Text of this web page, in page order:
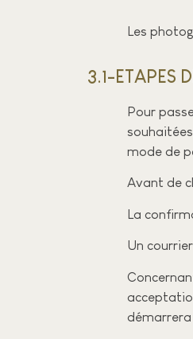
Les
3.1-ETAPES
Pour
mode de
Avant de
La
Un
démarrera